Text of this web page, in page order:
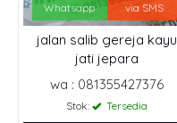
Whatsapp via SMS
jalan salib gereja kayu
jati jepara
wa : 081355427376
Stok: Tersedia